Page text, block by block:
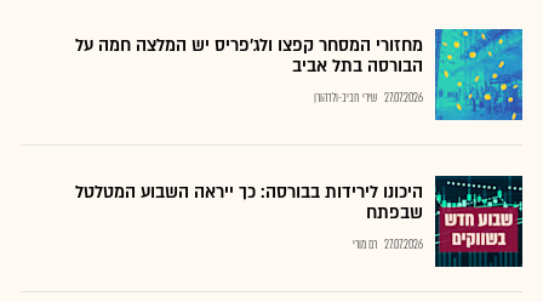
מחזורי המסחר קפצו ולג'פריס יש המלצה חמה על
הבורסה בתל אביב
27.07.2026 שירי חביב-ולדהורן
היכונו לירידות בבורסה: כך ייראה השבוע המטלטל
שבפתח
27.07.2026 רם מורי